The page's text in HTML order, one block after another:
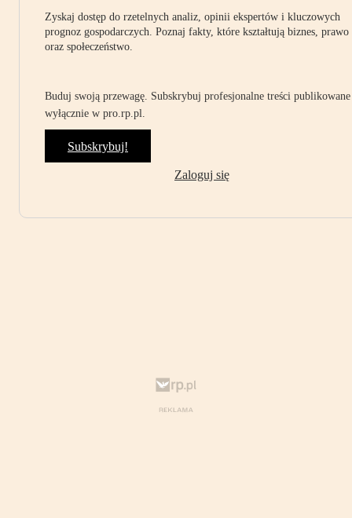
Zyskaj dostęp do rzetelnych analiz, opinii ekspertów i kluczowych
prognoz gospodarczych. Poznaj fakty, które kształtują biznes, prawo
oraz społeczeństwo.
Buduj swoją przewagę. Subskrybuj profesjonalne treści publikowane
wyłącznie w pro.rp.pl.
Subskrybuj!
Zaloguj się